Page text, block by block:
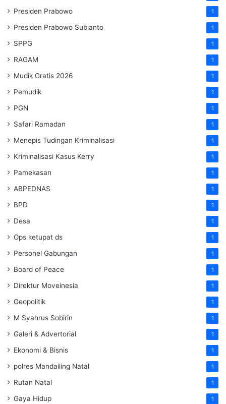
Presiden Prabowo 1
Presiden Prabowo Subianto 1
SPPG 1
RAGAM 1
Mudik Gratis 2026 1
Pemudik 1
PGN 1
Safari Ramadan 1
Menepis Tudingan Kriminalisasi 1
Kriminalisasi Kasus Kerry 1
Pamekasan 1
ABPEDNAS 1
BPD 1
Desa 1
Ops ketupat ds 1
Personel Gabungan 1
Board of Peace 1
Direktur Moveinesia 1
Geopolitik 1
M Syahrus Sobirin 1
Galeri & Advertorial 1
Ekonomi & Bisnis 1
polres Mandailing Natal 1
Rutan Natal 1
Gaya Hidup 1